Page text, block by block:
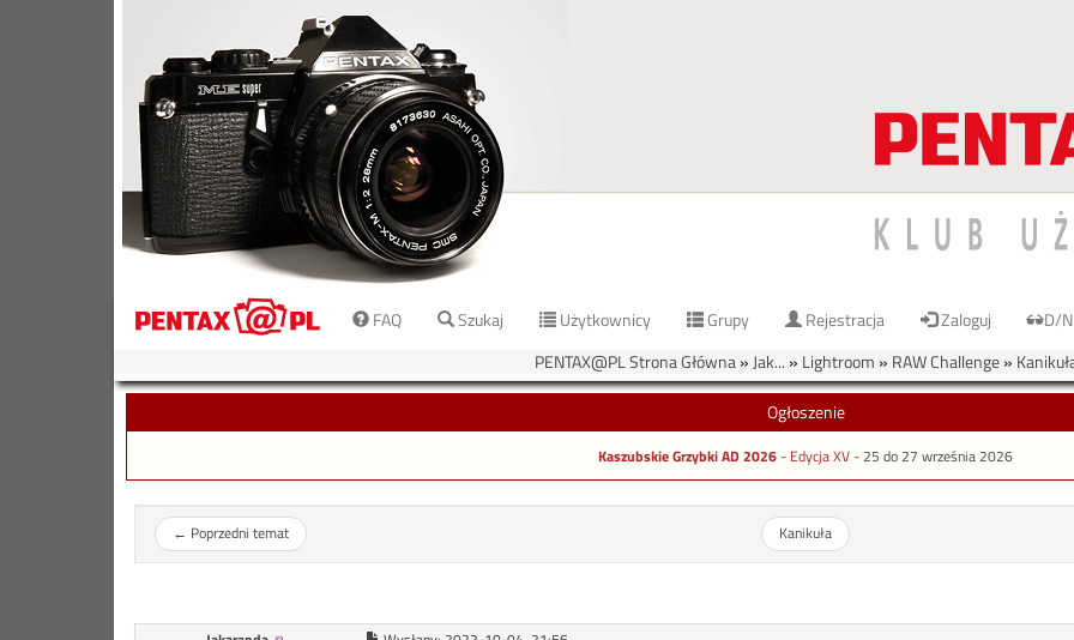
FAQ Szukaj Użytkownicy Grupy Rejestracja Zaloguj
D/N
PENTAX@PL Strona Główna» Jak... » Lightroom » RAW Challenge»
Ogłoszenie
Kaszubskie Grzybki AD 2026- Edycja XV -25 do 27 września 2026
← Poprzedni temat Kanikuła